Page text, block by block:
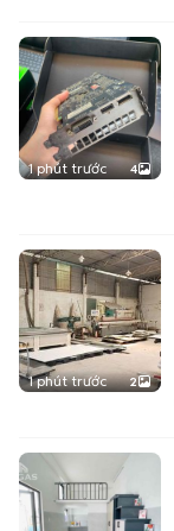
1 phút trước 4
1 phút trước 2